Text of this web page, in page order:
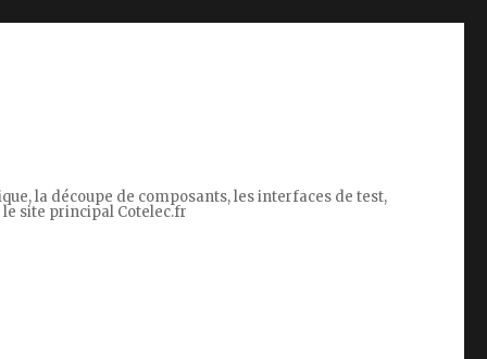
la découpe de composants, les interfaces de test,
site principal Cotelec.fr